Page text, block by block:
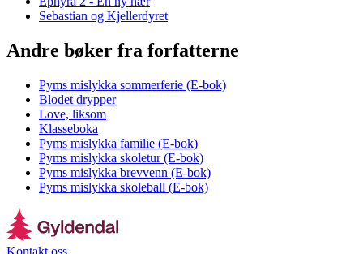
Sebastian og Kjellerdyret
Andre bøker fra forfatterne
Pyms mislykka sommerferie (E-bok)
Blodet drypper
Love, liksom
Klasseboka
Pyms mislykka familie (E-bok)
Pyms mislykka skoletur (E-bok)
Pyms mislykka brevvenn (E-bok)
Pyms mislykka skoleball (E-bok)
Kontakt oss